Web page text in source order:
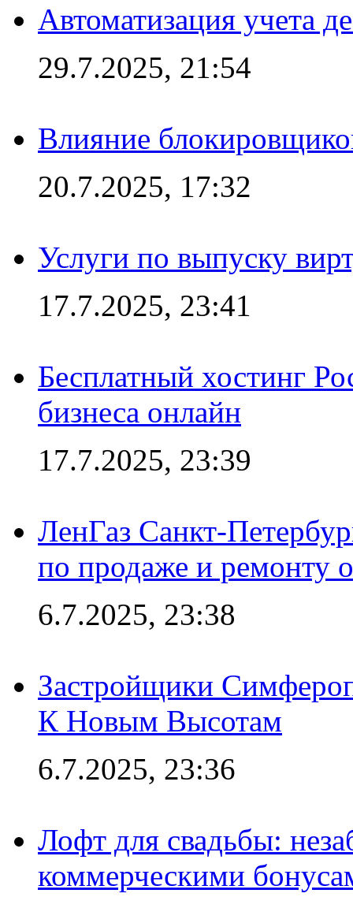
Автоматизация учета
29.7.2025, 21:54
Влияние
20.7.2025, 17:32
Услуги по выпуску
17.7.2025, 23:41
Бесплатный хостинг
бизнеса онлайн
17.7.2025, 23:39
ЛенГаз Санкт-
по продаже и ремонту
6.7.2025, 23:38
Застройщики
К Новым Высотам
6.7.2025, 23:36
Лофт для свадьбы:
коммерческими